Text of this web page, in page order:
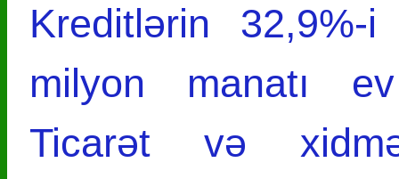
Kreditlərin
milyon manatı
Ticarət və